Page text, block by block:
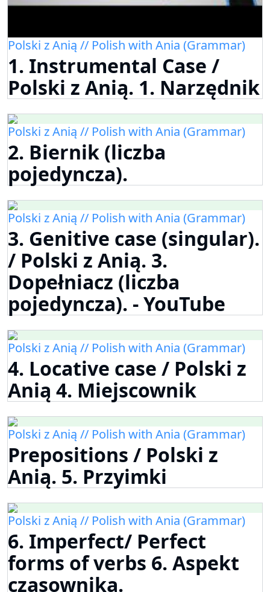
Polski z Anią // Polish with Ania (Grammar)
1. Instrumental Case /
Polski z Anią. 1. Narzędnik
Polski z Anią // Polish with Ania (Grammar)
2. Biernik (liczba
pojedyncza).
Polski z Anią // Polish with Ania (Grammar)
3. Genitive case (singular).
/ Polski z Anią. 3.
Dopełniacz (liczba
pojedyncza). - YouTube
Polski z Anią // Polish with Ania (Grammar)
4. Locative case / Polski z
Anią 4. Miejscownik
Polski z Anią // Polish with Ania (Grammar)
Prepositions / Polski z
Anią. 5. Przyimki
Polski z Anią // Polish with Ania (Grammar)
6. Imperfect/ Perfect
forms of verbs 6. Aspekt
czasownika.